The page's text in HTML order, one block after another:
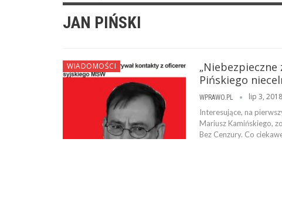
JAN PIŃSKI
WIADOMOŚCI
Pińskiego
WPRAWO.PL lip 3, 2018
Interesujące, na
Mariusz Kamińskiego,
Bez Cenzury. Co